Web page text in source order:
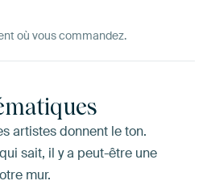
où vous commandez.
artistes donnent le ton.
sait, il y a peut-être une
mur.